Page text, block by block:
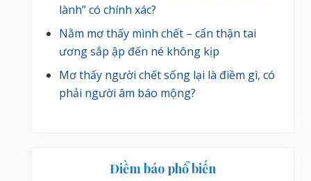
lành” có chính xác?
Nằm mơ thấy mình chết – cẩn thận tai
ương sắp ập đến né không kịp
Mơ thấy người chết sống lại là điềm gì, có
phải người âm báo mộng?
Điềm báo phổ biến